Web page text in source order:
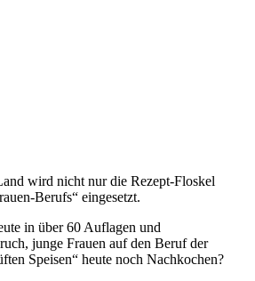
wird nicht nur die Rezept-Floskel
Berufs“ eingesetzt.
in über 60 Auflagen und
junge Frauen auf den Beruf der
Speisen“ heute noch Nachkochen?